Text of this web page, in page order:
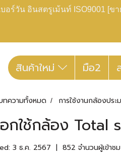
อร์วัน อินสตรูเม้นท์ ISO9001 [ข
สินค้าใหม่ มือ2
ทความทั้งหมด การใช้งานกล้องปร
กใช้กล้อง Total
3 ธ.ค. 2567 | 852 จำนวนผู้เข้าชม